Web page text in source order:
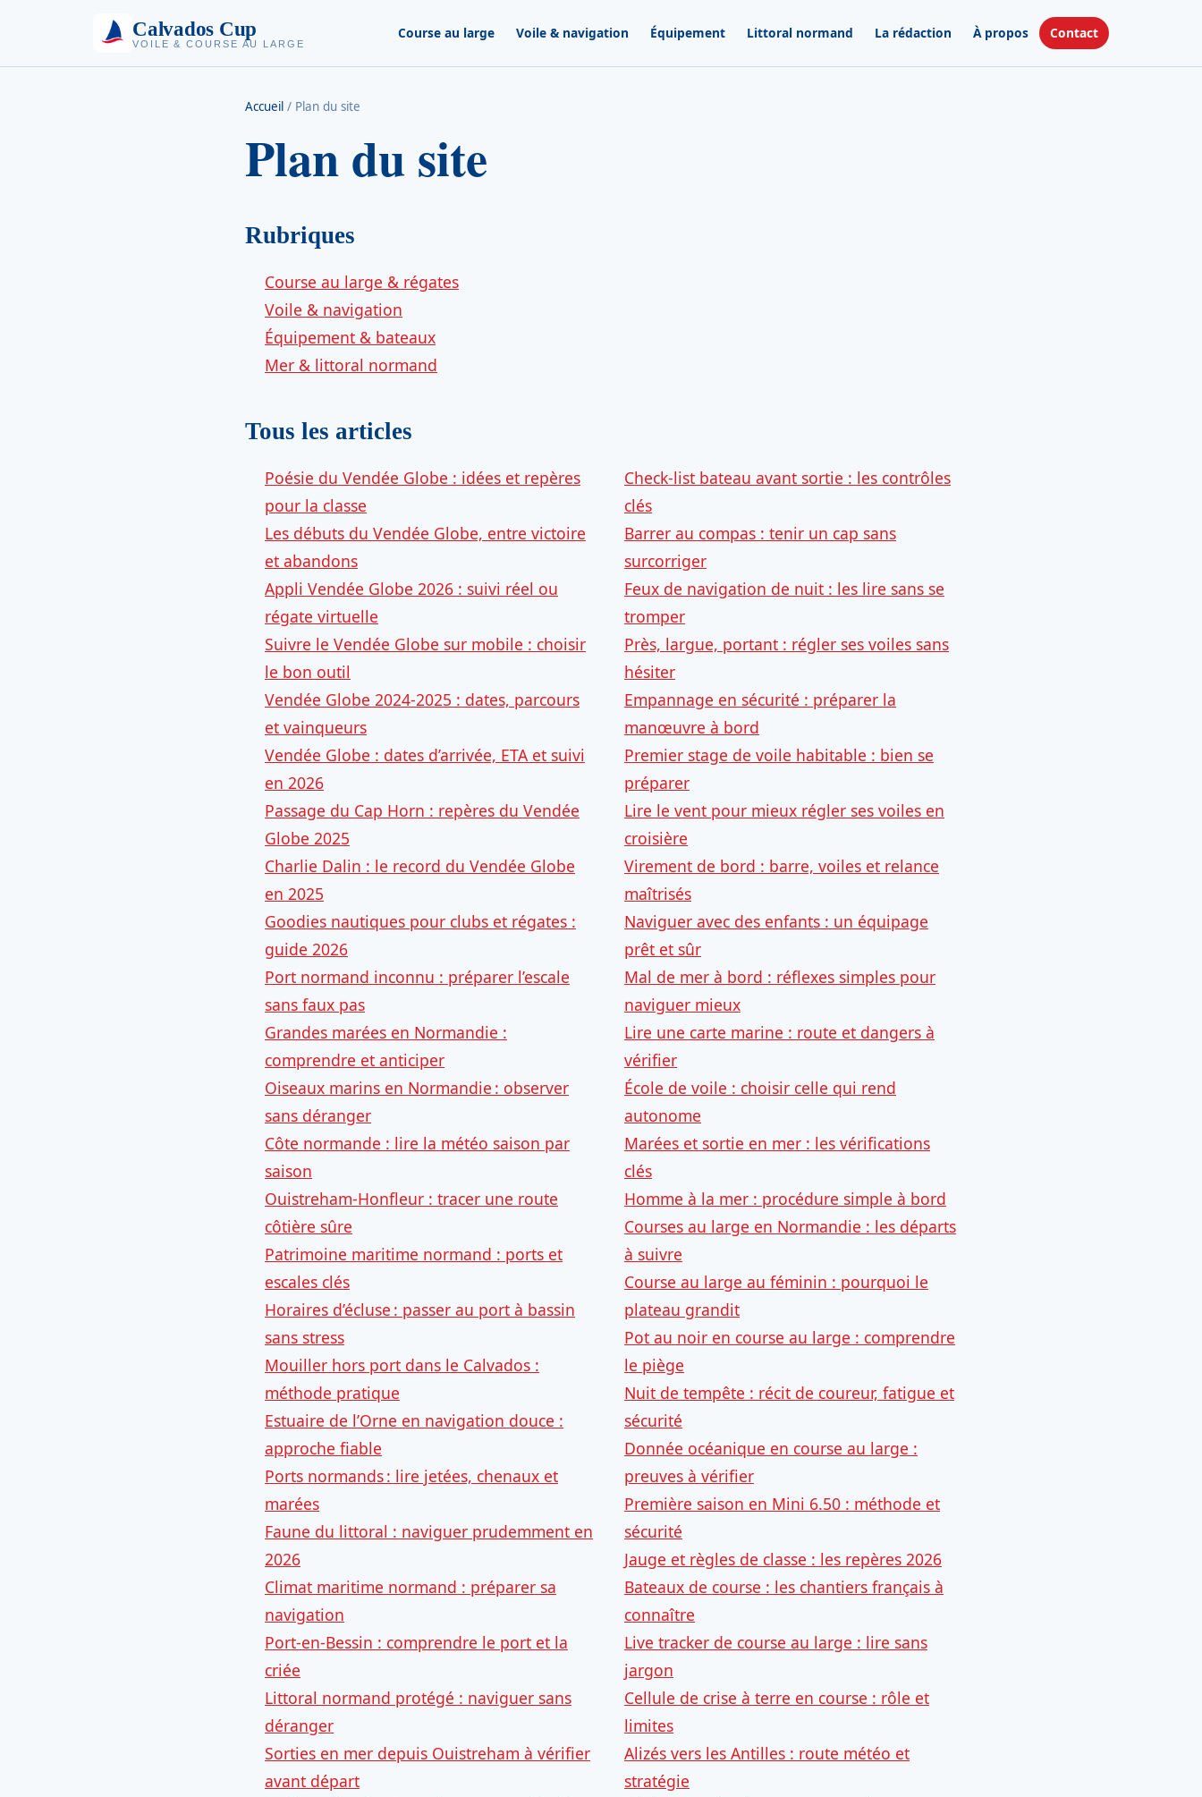
Calvados Cup
VOILE & COURSE AU LARGE
Course au large Voile & navigation Équipement Littoral normand La rédaction À propos Contact
Accueil / Plan du site
Plan du site
Rubriques
Course au large & régates
Voile & navigation
Équipement & bateaux
Mer & littoral normand
Tous les articles
Poésie du Vendée Globe : idées et repères
pour la classe
Les débuts du Vendée Globe, entre victoire
et abandons
Appli Vendée Globe 2026 : suivi réel ou
régate virtuelle
Suivre le Vendée Globe sur mobile : choisir
le bon outil
Vendée Globe 2024-2025 : dates, parcours
et vainqueurs
Vendée Globe : dates d’arrivée, ETA et suivi
en 2026
Passage du Cap Horn : repères du Vendée
Globe 2025
Charlie Dalin : le record du Vendée Globe
en 2025
Goodies nautiques pour clubs et régates :
guide 2026
Port normand inconnu : préparer l’escale
sans faux pas
Grandes marées en Normandie :
comprendre et anticiper
Oiseaux marins en Normandie : observer
sans déranger
Côte normande : lire la météo saison par
saison
Ouistreham-Honfleur : tracer une route
côtière sûre
Patrimoine maritime normand : ports et
escales clés
Horaires d’écluse : passer au port à bassin
sans stress
Mouiller hors port dans le Calvados :
méthode pratique
Estuaire de l’Orne en navigation douce :
approche fiable
Ports normands : lire jetées, chenaux et
marées
Faune du littoral : naviguer prudemment en
2026
Climat maritime normand : préparer sa
navigation
Port-en-Bessin : comprendre le port et la
criée
Littoral normand protégé : naviguer sans
déranger
Sorties en mer depuis Ouistreham à vérifier
avant départ
Check-list bateau avant sortie : les contrôles
clés
Barrer au compas : tenir un cap sans
surcorriger
Feux de navigation de nuit : les lire sans se
tromper
Près, largue, portant : régler ses voiles sans
hésiter
Empannage en sécurité : préparer la
manœuvre à bord
Premier stage de voile habitable : bien se
préparer
Lire le vent pour mieux régler ses voiles en
croisière
Virement de bord : barre, voiles et relance
maîtrisés
Naviguer avec des enfants : un équipage
prêt et sûr
Mal de mer à bord : réflexes simples pour
naviguer mieux
Lire une carte marine : route et dangers à
vérifier
École de voile : choisir celle qui rend
autonome
Marées et sortie en mer : les vérifications
clés
Homme à la mer : procédure simple à bord
Courses au large en Normandie : les départs
à suivre
Course au large au féminin : pourquoi le
plateau grandit
Pot au noir en course au large : comprendre
le piège
Nuit de tempête : récit de coureur, fatigue et
sécurité
Donnée océanique en course au large :
preuves à vérifier
Première saison en Mini 6.50 : méthode et
sécurité
Jauge et règles de classe : les repères 2026
Bateaux de course : les chantiers français à
connaître
Live tracker de course au large : lire sans
jargon
Cellule de crise à terre en course : rôle et
limites
Alizés vers les Antilles : route météo et
stratégie